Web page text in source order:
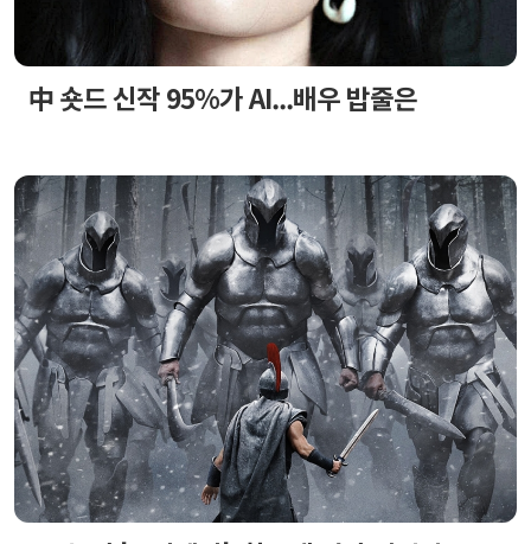
中 숏드 신작 95%가 AI...배우 밥줄은